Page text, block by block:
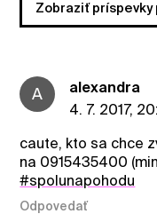
Zobraziť
A
alexandra
4. 7. 2017,
caute, kto sa chce
na 0915435400
#spolunapohodu
Odpovedať